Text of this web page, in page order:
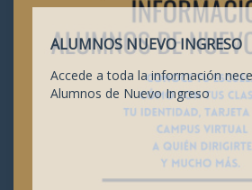
ALUMNOS NUEVO INGRESO
Accede a toda la información
Alumnos de Nuevo Ingreso